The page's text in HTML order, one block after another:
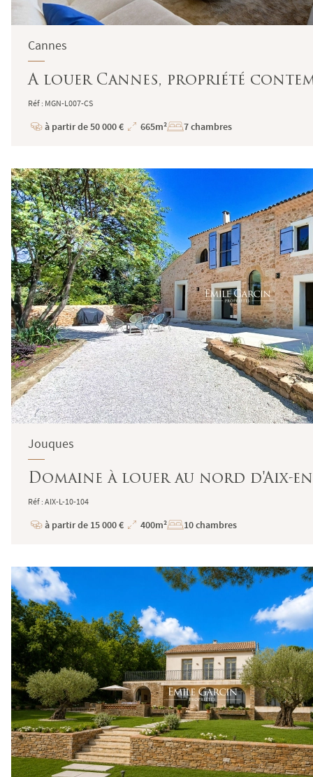
Cannes
A louer Cannes, propriété
Réf : MGN-L007-CS
Prix
à partir de 50 000 €
Superficie
665m² 7 chambres
Jouques
Domaine à louer au nord d'Aix-
Réf : AIX-L-10-104
Prix
à partir de 15 000 €
Superficie
400m² 10 chambres